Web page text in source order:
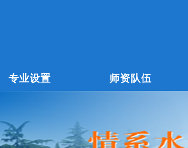
专业设置 师资队伍